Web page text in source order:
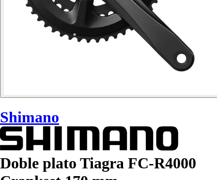
Shimano
Doble plato Tiagra FC-R4000